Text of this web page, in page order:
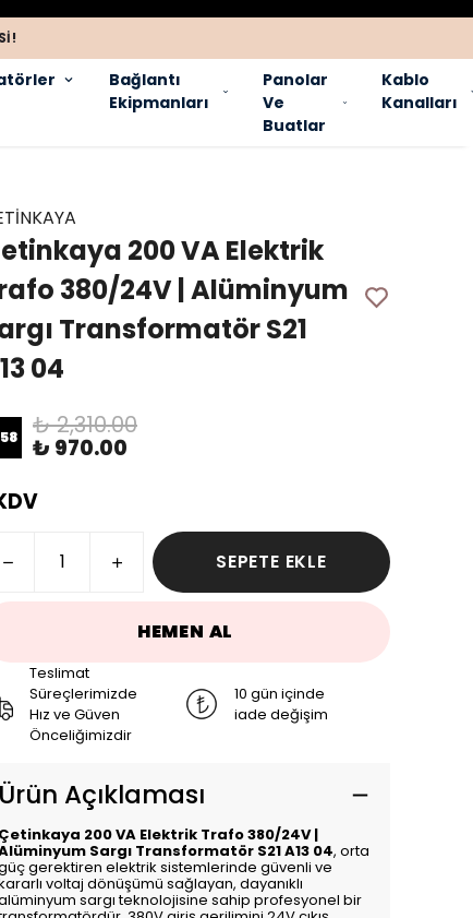
Bağlantı
Ekipmanları
Panolar
Ve
Buatlar
Kablo
Kanalları
200 VA Elektrik
380/24V | Alüminyum
Transformatör S21
04
58 ₺ 2,310.00
₺ 970.00
SEPETE EKLE
HEMEN AL
Teslimat
Süreçlerimizde
Hız ve Güven
Önceliğimizdir
10 gün içinde
iade değişim
Ürün Açıklaması
Çetinkaya 200 VA Elektrik Trafo 380/24V |
Sargı Transformatör S21 A13 04, orta
gerektiren elektrik sistemlerinde güvenli ve
voltaj dönüşümü sağlayan, dayanıklı
sargı teknolojisine sahip profesyonel bir